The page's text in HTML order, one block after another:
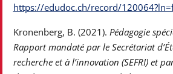
https://edudoc.ch/record/
Kronenberg, B. (2021). Pédagogie
Rapport mandaté par le Secrétariat
recherche et à l’innovation (SEFRI) et